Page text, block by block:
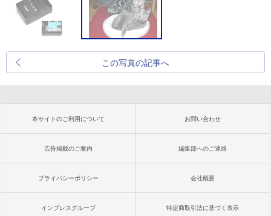
この写真の記事へ
本サイトのご利用について お問い合わせ
広告掲載のご案内 編集部へのご連絡
プライバシーポリシー 会社概要
インプレスグループ 特定商取引法に基づく表示